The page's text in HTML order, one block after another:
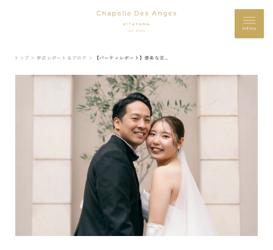
MENU
トップ ＞ 挙式レポート＆ブログ ＞